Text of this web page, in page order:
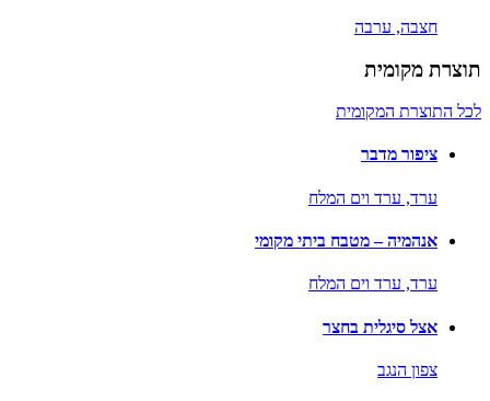
חצבה, ערבה
תוצרת מקומית
לכל התוצרת המקומית
ציפור מדבר
ערד, ערד וים המלח
אנהמיה – מטבח ביתי מקומי
ערד, ערד וים המלח
אצל סיגלית בחצר
צפון הנגב